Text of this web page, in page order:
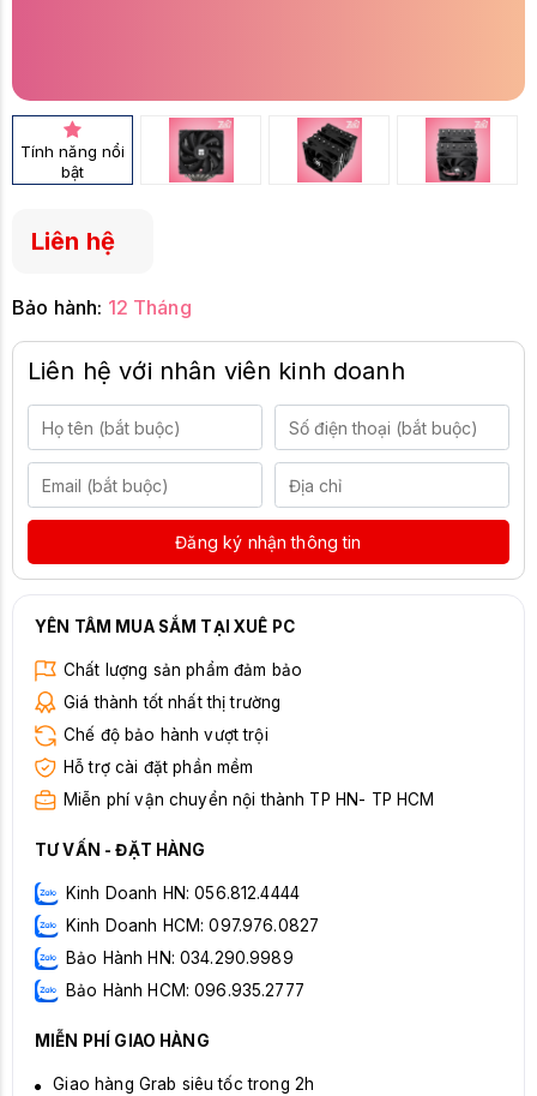
Tính năng nổi
bật
Liên hệ
Bảo hành: 12 Tháng
Liên hệ với nhân viên kinh doanh
Đăng ký nhận thông tin
YÊN TÂM MUA SẮM TẠI XUÊ PC
Chất lượng sản phẩm đảm bảo
Giá thành tốt nhất thị trường
Chế độ bảo hành vượt trội
Hỗ trợ cài đặt phần mềm
Miễn phí vận chuyển nội thành TP HN- TP HCM
TƯ VẤN - ĐẶT HÀNG
Kinh Doanh HN: 056.812.4444
Kinh Doanh HCM: 097.976.0827
Bảo Hành HN: 034.290.9989
Bảo Hành HCM: 096.935.2777
MIỄN PHÍ GIAO HÀNG
Giao hàng Grab siêu tốc trong 2h